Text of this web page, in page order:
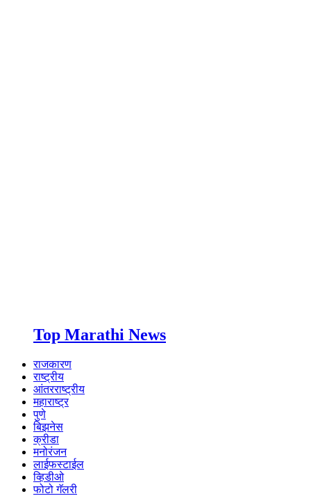
Top Marathi News
राजकारण
राष्ट्रीय
आंतरराष्ट्रीय
महाराष्ट्र
पुणे
बिझनेस
क्रीडा
मनोरंजन
लाईफस्टाईल
व्हिडीओ
फोटो गॅलरी